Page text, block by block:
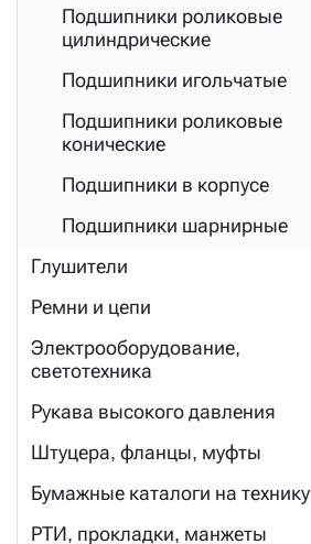
Подшипники роликовые
цилиндрические
Подшипники игольчатые
Подшипники роликовые
конические
Подшипники в корпусе
Подшипники шарнирные
Глушители
Ремни и цепи
Электрооборудование,
светотехника
Рукава высокого давления
Штуцера, фланцы, муфты
Бумажные каталоги на технику
РТИ, прокладки, манжеты